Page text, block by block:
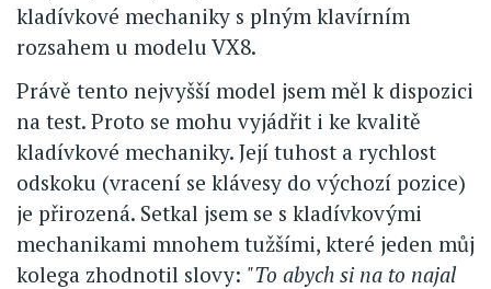
kladívkové mechaniky s plným klavírním
rozsahem u modelu VX8.
Právě tento nejvyšší model jsem měl k dispozici
na test. Proto se mohu vyjádřit i ke kvalitě
kladívkové mechaniky. Její tuhost a rychlost
odskoku (vracení se klávesy do výchozí pozice)
je přirozená. Setkal jsem se s kladívkovými
mechanikami mnohem tužšími, které jeden můj
kolega zhodnotil slovy: "To abych si na to najal